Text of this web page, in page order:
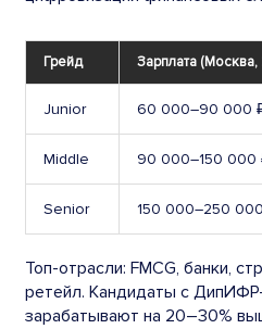
Грейд Зарплата
Junior 60 000–90 000
Middle 90 000–150 000
Senior 150 000–250
Топ-отрасли: FMCG, банки,
ретейл. Кандидаты с
зарабатывают на 20–30%